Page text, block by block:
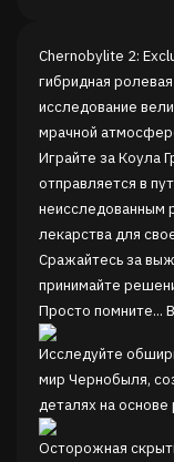
Chernobylite 2:
гибридная
исследование
мрачной
Играйте за Коула
отправляется в
неисследованным
лекарства для
Сражайтесь за
принимайте
Просто помните...
Исследуйте
мир Чернобыля,
деталях на
Осторожная